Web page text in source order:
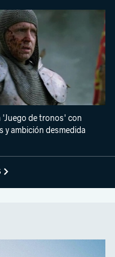
'Juego de tronos' con
y ambición desmedida